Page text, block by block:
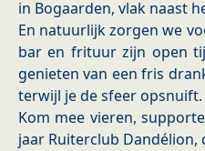
in Bogaarden, vlak naast
En natuurlijk zorgen we
bar en frituur zijn open
genieten van een fris
terwijl je de sfeer opsnuift.
Kom mee vieren,
jaar Ruiterclub Dandélion,